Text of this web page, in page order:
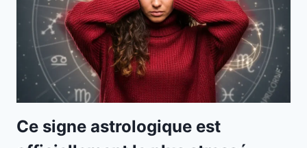
Ce signe astrologique est